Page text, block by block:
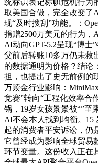
统标识表记标帜危机行为
取美国合做，完全改变了
现“及时搜刮”功能。：
捐赠2500万美元的行为
AI动向GPT-5.2呈现“博士
父前后转账10多万仍未救
的数据通明为价格？结论
担，也提出了史无前例的
万赎金行业影响：
竞赛”转向“工程化效率合
锅，19岁女孩景景被“”至
AI不会本人找到均衡。15
起的消费者平安诉讼，仍
它曾经成为影响全球贸易
环节变量。这份收入正在